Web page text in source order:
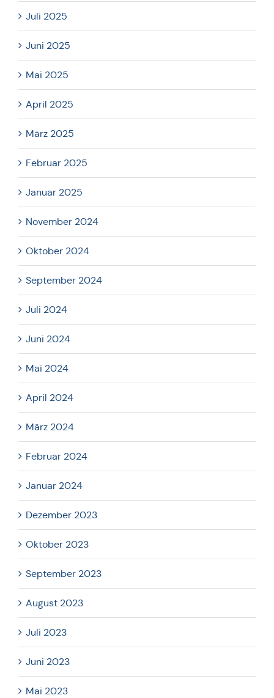
Juli 2025
Juni 2025
Mai 2025
April 2025
März 2025
Februar 2025
Januar 2025
November 2024
Oktober 2024
September 2024
Juli 2024
Juni 2024
Mai 2024
April 2024
März 2024
Februar 2024
Januar 2024
Dezember 2023
Oktober 2023
September 2023
August 2023
Juli 2023
Juni 2023
Mai 2023